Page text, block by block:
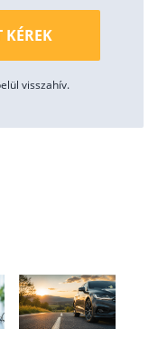
KÉREK
visszahív.